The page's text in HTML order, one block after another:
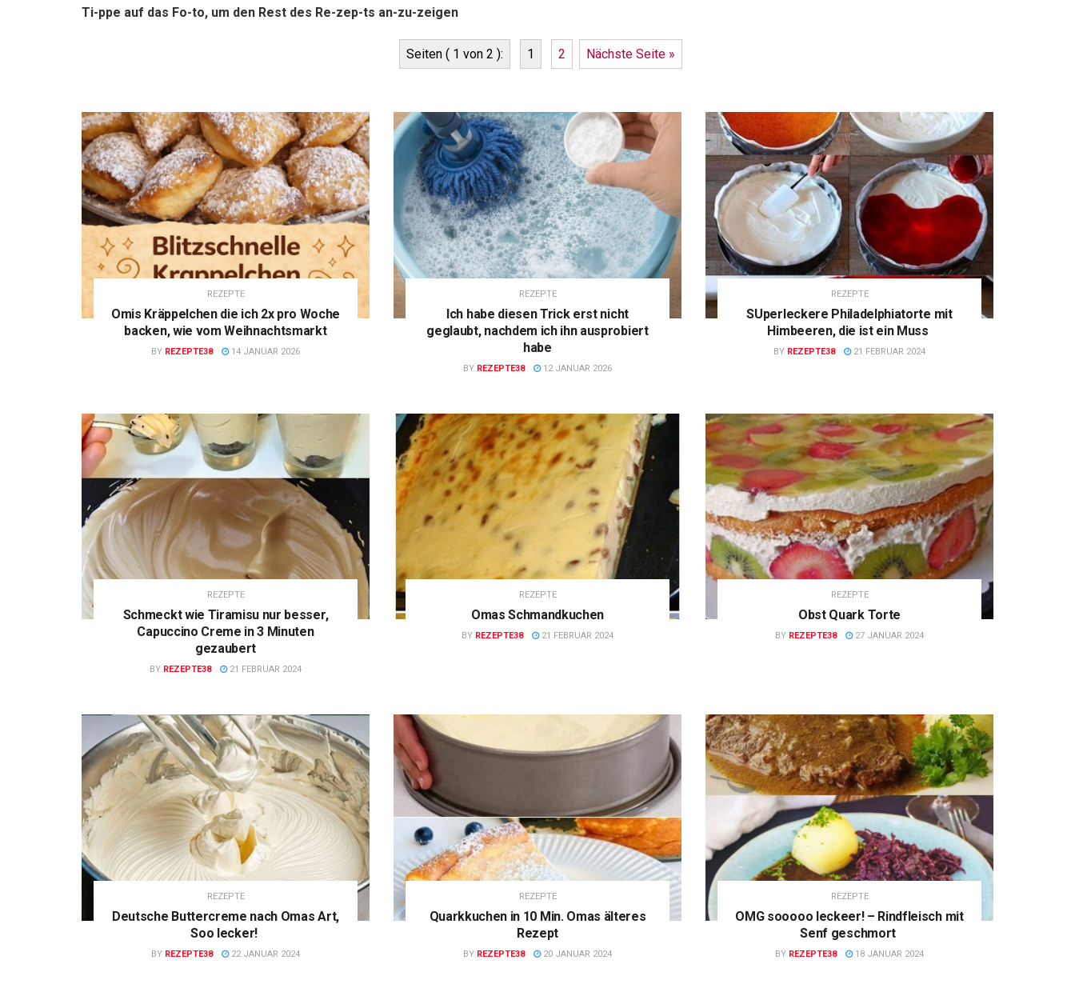
Ti-ppe auf das Fo-to, um den Rest des Re-zep-ts an-zu-zeigen
Seiten ( 1 von 2 ): 1 2 Nächste Seite »
REZEPTE
Omis Kräppelchen die ich 2x pro Woche
backen, wie vom Weihnachtsmarkt
BY REZEPTE38 14 JANUAR 2026
REZEPTE
Ich habe diesen Trick erst nicht
geglaubt, nachdem ich ihn ausprobiert
habe
BY REZEPTE38 12 JANUAR 2026
REZEPTE
SUperleckere Philadelphiatorte mit
Himbeeren, die ist ein Muss
BY REZEPTE38 21 FEBRUAR 2024
REZEPTE
Schmeckt wie Tiramisu nur besser,
Capuccino Creme in 3 Minuten
gezaubert
BY REZEPTE38 21 FEBRUAR 2024
REZEPTE
Omas Schmandkuchen
BY REZEPTE38 21 FEBRUAR 2024
REZEPTE
Obst Quark Torte
BY REZEPTE38 27 JANUAR 2024
REZEPTE
Deutsche Buttercreme nach Omas Art,
Soo lecker!
BY REZEPTE38 22 JANUAR 2024
REZEPTE
Quarkkuchen in 10 Min. Omas älteres
Rezept
BY REZEPTE38 20 JANUAR 2024
REZEPTE
OMG sooooo leckeer! – Rindfleisch mit
Senf geschmort
BY REZEPTE38 18 JANUAR 2024